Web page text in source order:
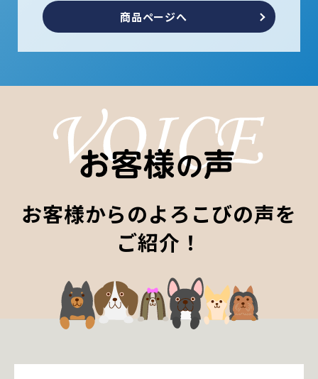
商品ページへ
お客様からのよろこびの声を
ご紹介！